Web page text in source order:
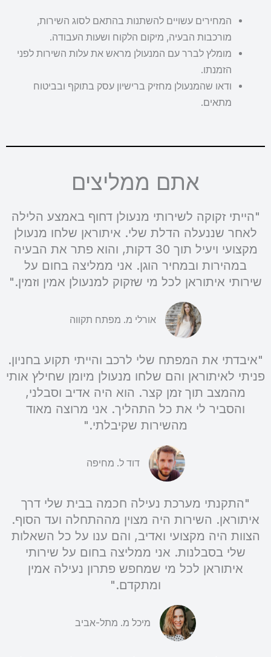
המחירים עשויים להשתנות בהתאם לסוג השירות,
מורכבות הבעיה, מיקום הלקוח ושעות העבודה.
מומלץ לברר עם המנעולן מראש את עלות השירות לפני
הזמנתו.
ודאו שהמנעולן מחזיק ברישיון עסק בתוקף ובביטוח
מתאים.
אתם ממליצים
"הייתי זקוקה לשירותי מנעולן דחוף באמצע הלילה
לאחר שננעלה הדלת שלי. איתוראן שלחו מנעולן
מקצועי ויעיל תוך 30 דקות, והוא פתר את הבעיה
במהירות ובמחיר הוגן. אני ממליצה בחום על
שירותי איתוראן לכל מי שזקוק למנעולן אמין וזמין."
אורלי מ. מפתח תקווה
"איבדתי את המפתח שלי לרכב והייתי תקוע בחניון.
פניתי לאיתוראן והם שלחו מנעולן מיומן שחילץ אותי
מהמצב תוך זמן קצר. הוא היה אדיב וסבלני,
והסביר לי את כל התהליך. אני מרוצה מאוד
מהשירות שקיבלתי."
דוד ל. מחיפה
"התקנתי מערכת נעילה חכמה בבית שלי דרך
איתוראן. השירות היה מצוין מההתחלה ועד הסוף.
הצוות היה מקצועי ואדיב, והם ענו על כל השאלות
שלי בסבלנות. אני ממליצה בחום על שירותי
איתוראן לכל מי שמחפש פתרון נעילה אמין
ומתקדם."
מיכל מ. מתל-אביב